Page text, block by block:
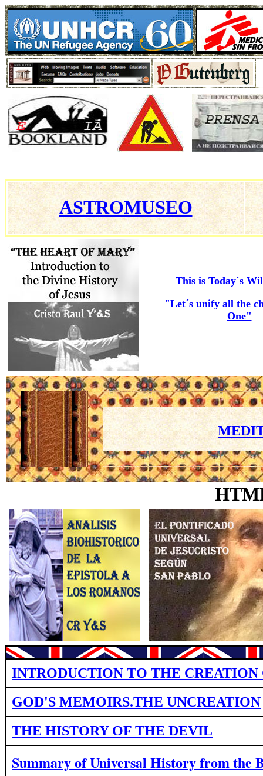
ASTROMUSEO
This is Today´s
"Let´s unify all the
One"
INTRODUCTION TO THE CREATION
GOD'S MEMOIRS.THE UNCREATION
THE HISTORY OF THE DEVIL
Summary of Universal History fromthe